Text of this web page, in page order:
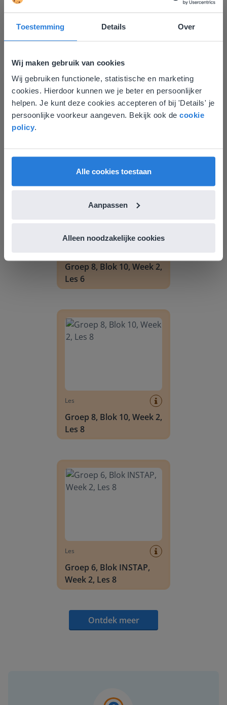
Toestemming Details Over
Wij maken gebruik van cookies
Wij gebruiken functionele, statistische en marketing
cookies. Hierdoor kunnen we je beter en persoonlijker
helpen. Je kunt deze cookies accepteren of bij 'Details' je
persoonlijke voorkeur aangeven. Bekijk ook de cookie
policy.
Alle cookies toestaan
Aanpassen
Alleen noodzakelijke cookies
Les
Groep 8, Blok 9, Week 3,
Groep 8, Blok 10, Week 2, Les 6
Groep 8, Blok 10, Week 2,
Les 6
Les
Groep 8, Blok 10, Week 2,
Les 8
Les
Groep 6, Blok INSTAP,
Week 2, Les 8
Ontdek meer
Deze website komt niet
overeen met je locatie
Gezien je locatie, denken we dat je misschien
liever naar de website voor English gaat. Hier
English
Nederland